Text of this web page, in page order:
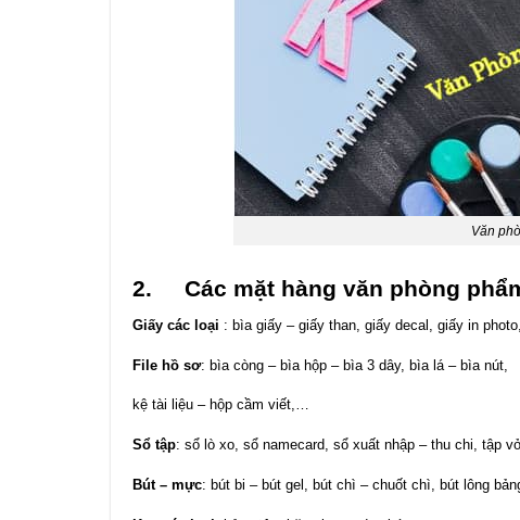
Văn
2. Các mặt hàng văn phòng
Giấy các loại : bìa giấy – giấy than, giấy decal, giấy in
File hồ sơ: bìa còng – bìa hộp – bìa 3 dây, bìa lá – bìa nút,
kệ tài liệu – hộp cầm viết,…
Sổ tập: sổ lò xo, sổ namecard, sổ xuất nhập – thu chi, tập
Bút – mực: bút bi – bút gel, bút chì – chuốt chì, bút lông